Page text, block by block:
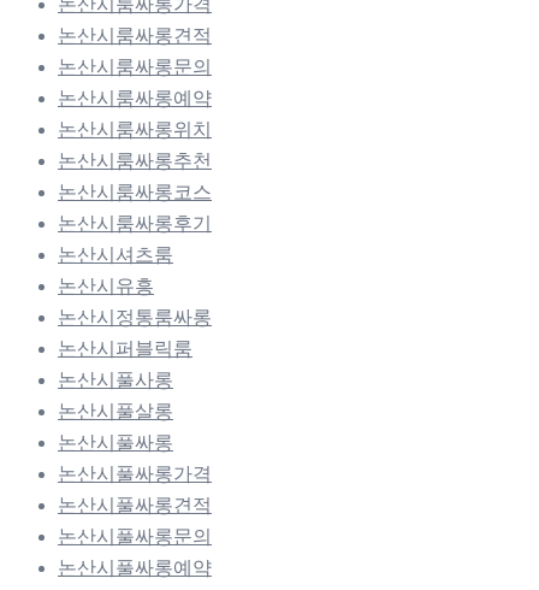
논산시룸싸롱가격
논산시룸싸롱견적
논산시룸싸롱문의
논산시룸싸롱예약
논산시룸싸롱위치
논산시룸싸롱추천
논산시룸싸롱코스
논산시룸싸롱후기
논산시셔츠룸
논산시유흥
논산시정통룸싸롱
논산시퍼블릭룸
논산시풀사롱
논산시풀살롱
논산시풀싸롱
논산시풀싸롱가격
논산시풀싸롱견적
논산시풀싸롱문의
논산시풀싸롱예약